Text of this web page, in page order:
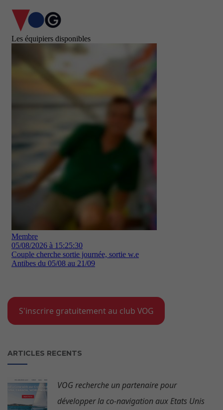
S'inscrire gratuitement au club VOG
ARTICLES RECENTS
VOG recherche un partenaire pour
développer la co-navigation aux Etats Unis